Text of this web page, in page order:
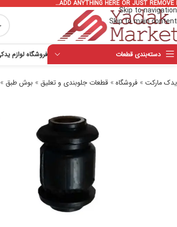
Skip to navigation
Skip to main content
ADD ANYTHING HERE OR JUST REMOVE
دسته‌بندی قطعات فروشگاه لوازم
یدک مارکت» فروشگاه» قطعات جلوبندی و تعلیق » بوش طبق »